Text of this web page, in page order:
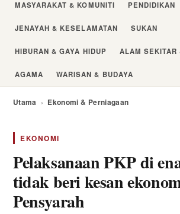
MASYARAKAT & KOMUNITI PENDIDIKAN
JENAYAH & KESELAMATAN SUKAN
HIBURAN & GAYA HIDUP ALAM SEKITAR
AGAMA WARISAN & BUDAYA
Utama › Ekonomi & Perniagaan
EKONOMI
Pelaksanaan PKP di
tidak beri kesan
Pensyarah